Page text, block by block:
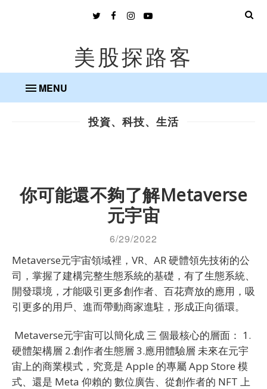
美股探路客
MENU
投資、科技、生活
你可能還不夠了解Metaverse
元宇宙
6/29/2022
Metaverse元宇宙領域裡，VR、AR 硬體領先技術的公
司，掌握了建構完整生態系統的基礎，有了生態系統、
開發環境，才能吸引更多創作者、百花齊放的應用，吸
引更多的用戶、進而帶動商家進駐，形成正向循環。
Metaverse元宇宙可以簡化成 三 個最核心的層面： 1.
硬體架構層 2.創作者生態層 3.應用體驗層 未來在元宇
宙上的商業模式，究竟是 Apple 的專屬 App Store 模
式、還是 Meta 仰賴的 數位廣告、從創作者的 NFT 上